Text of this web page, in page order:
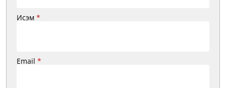
Исэм *
Email *